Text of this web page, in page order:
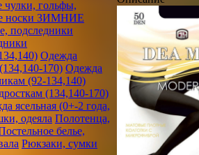
чулки, гольфы,
носки ЗИМНИЕ
подследники
Одежда
170) Одежда
(92-134,140)
(134,140-170)
ясельная (0+-2 года,
одеяла Полотенца,
белье,
Рюкзаки, сумки